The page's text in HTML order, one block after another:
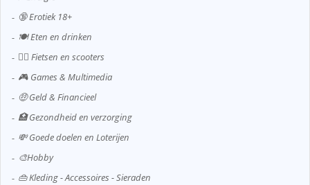
🔞 Erotiek 18+
🍽️ Eten en drinken
🚴‍♂️ Fietsen en scooters
🎮 Games & Multimedia
🤑 Geld & Financieel
🏥 Gezondheid en verzorging
💸 Goede doelen en Loterijen
🎨Hobby
👜 Kleding - Accessoires - Sieraden